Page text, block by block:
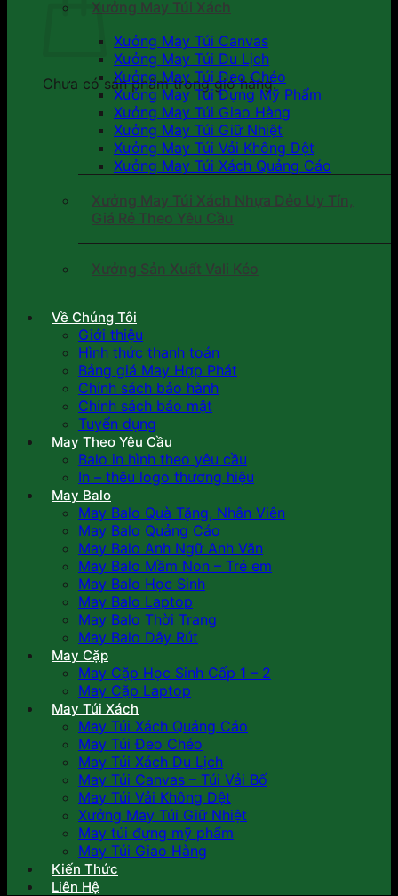
Chưa có sản phẩm trong giỏ hàng.
Xưởng May Túi Xách
Xưởng May Túi Canvas
Xưởng May Túi Du Lịch
Xưởng May Túi Đeo Chéo
Xưởng May Túi Đựng Mỹ Phẩm
Xưởng May Túi Giao Hàng
Xưởng May Túi Giữ Nhiệt
Xưởng May Túi Vải Không Dệt
Xưởng May Túi Xách Quảng Cáo
Xưởng May Túi Xách Nhựa Dẻo Uy Tín,
Giá Rẻ Theo Yêu Cầu
Xưởng Sản Xuất Vali Kéo
Về Chúng Tôi
Giới thiệu
Hình thức thanh toán
Bảng giá May Hợp Phát
Chính sách bảo hành
Chính sách bảo mật
Tuyển dụng
May Theo Yêu Cầu
Balo in hình theo yêu cầu
In – thêu logo thương hiệu
May Balo
May Balo Quà Tặng, Nhân Viên
May Balo Quảng Cáo
May Balo Anh Ngữ Anh Văn
May Balo Mầm Non – Trẻ em
May Balo Học Sinh
May Balo Laptop
May Balo Thời Trang
May Balo Dây Rút
May Cặp
May Cặp Học Sinh Cấp 1 – 2
May Cặp Laptop
May Túi Xách
May Túi Xách Quảng Cáo
May Túi Đeo Chéo
May Túi Xách Du Lịch
May Túi Canvas – Túi Vải Bố
May Túi Vải Không Dệt
Xưởng May Túi Giữ Nhiệt
May túi đựng mỹ phẩm
May Túi Giao Hàng
Kiến Thức
Liên Hệ